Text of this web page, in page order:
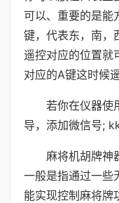
可以、重要的是能
键，代表东，南，
遥控对应的位置就
对应的A键这时候
若你在仪器使
导，添加微信号;
麻将机胡牌神
一般是指通过一些
能实现控制麻将牌